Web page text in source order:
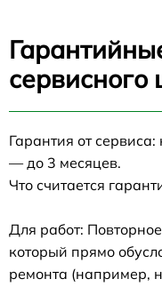
сервисного
Гарантия от
— до 3 месяцев.
Что считается
Для работ:
который прямо
ремонта (например,